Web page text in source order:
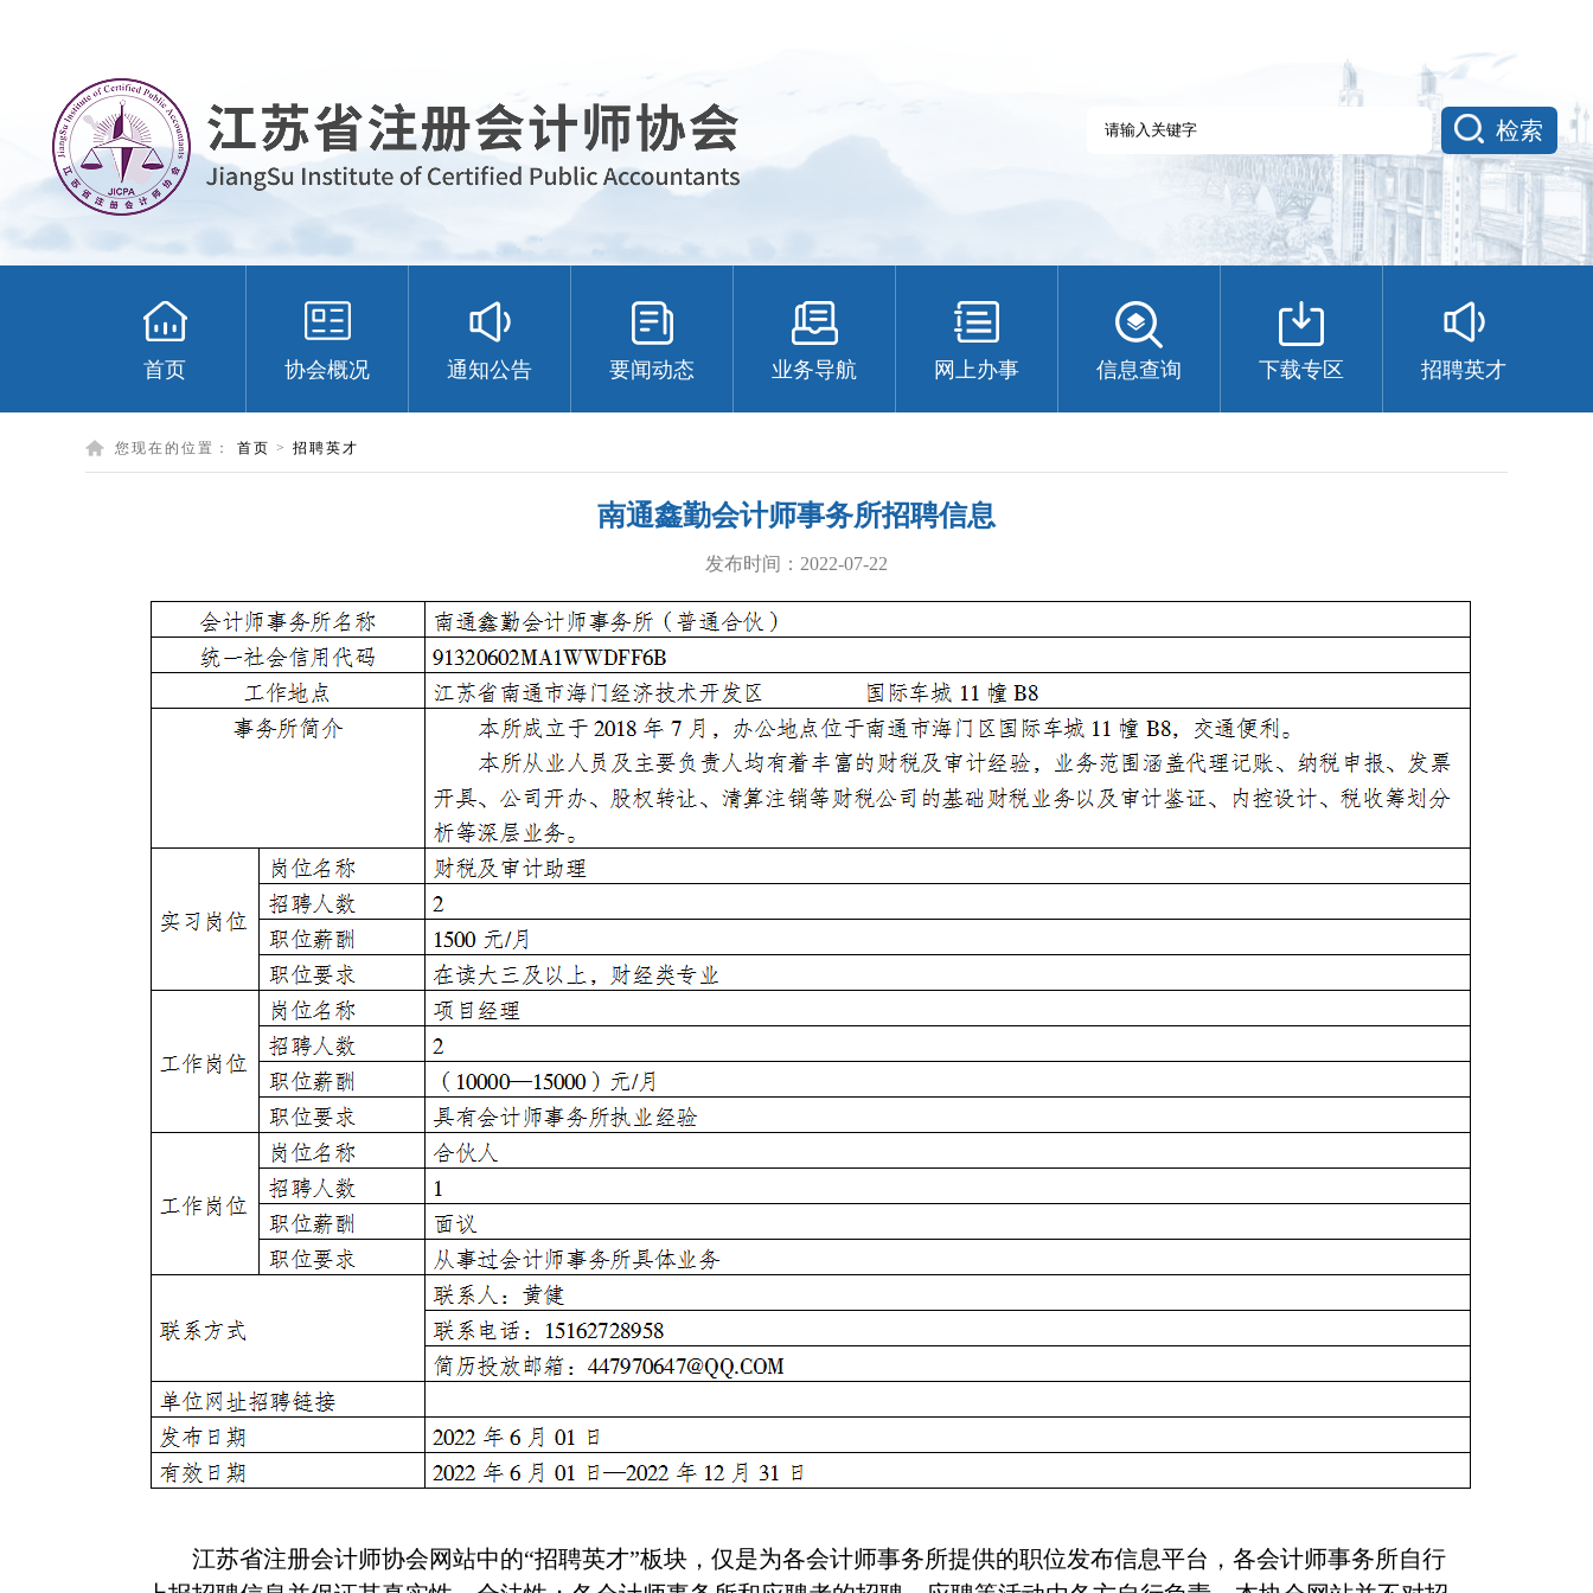
检索
首页 协会概况 通知公告 要闻动态 业务导航 网上办事 信息查询 下载专区 招聘英才
您现在的位置： 首页 > 招聘英才
南通鑫勤会计师事务所招聘信息
发布时间：2022-07-22
江苏省注册会计师协会网站中的“招聘英才”板块，仅是为各会计师事务所提供的职位发布信息平台，各会计师事务所自行